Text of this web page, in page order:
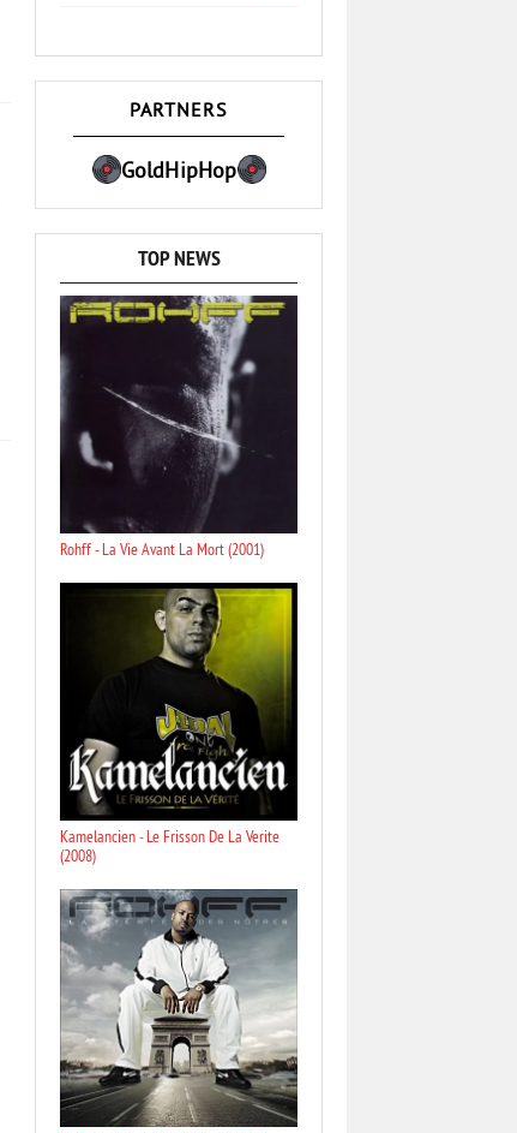
PARTNERS
GoldHipHop
TOP NEWS
Rohff - La Vie Avant La Mort (2001)
Kamelancien - Le Frisson De La Verite
(2008)